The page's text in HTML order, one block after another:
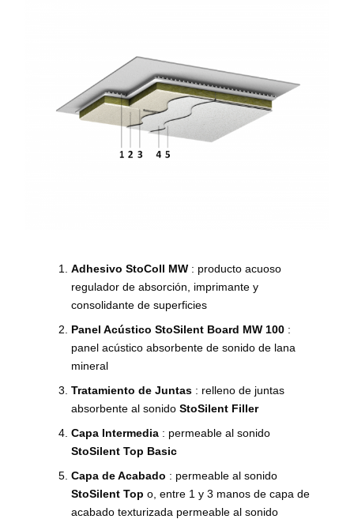
Adhesivo StoColl MW : producto acuoso
regulador de absorción, imprimante y
consolidante de superficies
Panel Acústico StoSilent Board MW 100 :
panel acústico absorbente de sonido de lana
mineral
Tratamiento de Juntas : relleno de juntas
absorbente al sonido StoSilent Filler
Capa Intermedia : permeable al sonido
StoSilent Top Basic
Capa de Acabado : permeable al sonido
StoSilent Top o, entre 1 y 3 manos de capa de
acabado texturizada permeable al sonido